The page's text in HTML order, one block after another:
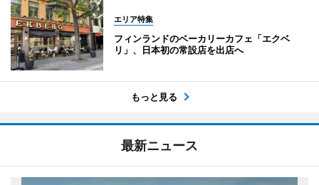
エリア特集
フィンランドのベーカリーカフェ「エクベ
リ」、日本初の常設店を出店へ
もっと見る
最新ニュース